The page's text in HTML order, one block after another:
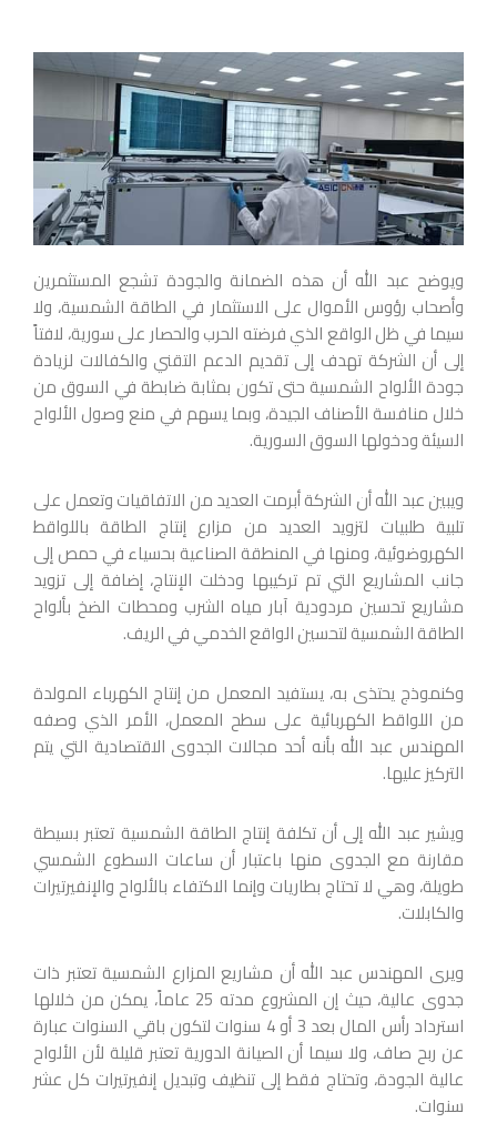
ويوضح عبد الله أن هذه الضمانة والجودة تشجع المستثمرين
وأصحاب رؤوس الأموال على الاستثمار في الطاقة الشمسية، ولا
سيما في ظل الواقع الذي فرضته الحرب والحصار على سورية، لافتاً
إلى أن الشركة تهدف إلى تقديم الدعم التقني والكفالات لزيادة
جودة الألواح الشمسية حتى تكون بمثابة ضابطة في السوق من
خلال منافسة الأصناف الجيدة، وبما يسهم في منع وصول الألواح
السيئة ودخولها السوق السورية.
ويبين عبد الله أن الشركة أبرمت العديد من الاتفاقيات وتعمل على
تلبية طلبيات لتزويد العديد من مزارع إنتاج الطاقة باللواقط
الكهروضوئية، ومنها في المنطقة الصناعية بحسياء في حمص إلى
جانب المشاريع التي تم تركيبها ودخلت الإنتاج، إضافة إلى تزويد
مشاريع تحسين مردودية آبار مياه الشرب ومحطات الضخ بألواح
الطاقة الشمسية لتحسين الواقع الخدمي في الريف.
وكنموذج يحتذى به، يستفيد المعمل من إنتاج الكهرباء المولدة
من اللواقط الكهربائية على سطح المعمل، الأمر الذي وصفه
المهندس عبد الله بأنه أحد مجالات الجدوى الاقتصادية التي يتم
التركيز عليها.
ويشير عبد الله إلى أن تكلفة إنتاج الطاقة الشمسية تعتبر بسيطة
مقارنة مع الجدوى منها باعتبار أن ساعات السطوع الشمسي
طويلة، وهي لا تحتاج بطاريات وإنما الاكتفاء بالألواح والإنفيرتيرات
والكابلات.
ويرى المهندس عبد الله أن مشاريع المزارع الشمسية تعتبر ذات
جدوى عالية، حيث إن المشروع مدته 25 عاماً، يمكن من خلالها
استرداد رأس المال بعد 3 أو 4 سنوات لتكون باقي السنوات عبارة
عن ربح صاف، ولا سيما أن الصيانة الدورية تعتبر قليلة لأن الألواح
عالية الجودة، وتحتاج فقط إلى تنظيف وتبديل إنفيرتيرات كل عشر
سنوات.